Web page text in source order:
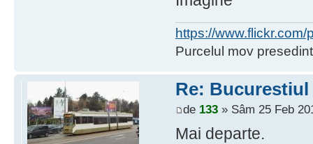
https://
Purcelul mov
Re:
de 133» Sâm 25 Feb
Mai departe.